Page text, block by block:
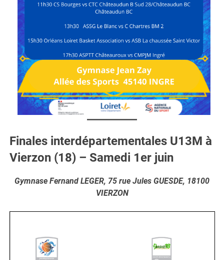
Finales interdépartementales U13M à
Vierzon (18) – Samedi 1er juin
Gymnase Fernand LEGER, 75 rue Jules GUESDE, 18100
VIERZON